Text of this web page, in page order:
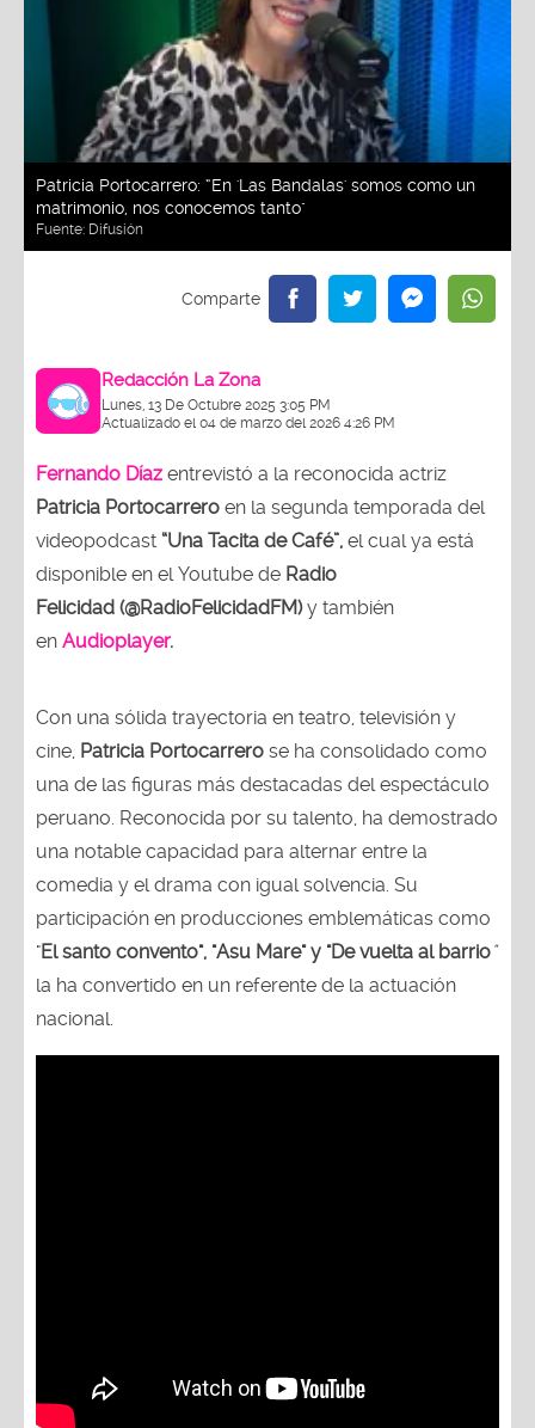
Patricia Portocarrero: “En 'Las Bandalas' somos como un
matrimonio, nos conocemos tanto"
Fuente: Difusión
Redacción La Zona
Lunes, 13 De Octubre 2025 3:05 PM
Actualizado el 04 de marzo del 2026 4:26 PM
Fernando Díaz entrevistó a la reconocida actriz
Patricia Portocarrero en la segunda temporada del
videopodcast “Una Tacita de Café”, el cual ya está
disponible en el Youtube de Radio
Felicidad (@RadioFelicidadFM)y también
en Audioplayer.
Con una sólida trayectoria en teatro, televisión y
cine, Patricia Portocarrero se ha consolidado como
una de las figuras más destacadas del espectáculo
peruano. Reconocida por su talento, ha demostrado
una notable capacidad para alternar entre la
comedia y el drama con igual solvencia. Su
participación en producciones emblemáticas como
"El santo convento", "Asu Mare" y "De vuelta al barrio"
la ha convertido en un referente de la actuación
nacional.